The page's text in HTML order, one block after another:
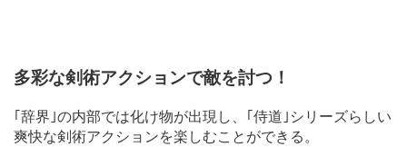
多彩な剣術アクションで敵を討つ！
｢辞界｣の内部では化け物が出現し、｢侍道｣シリーズらしい
爽快な剣術アクションを楽しむことができる。